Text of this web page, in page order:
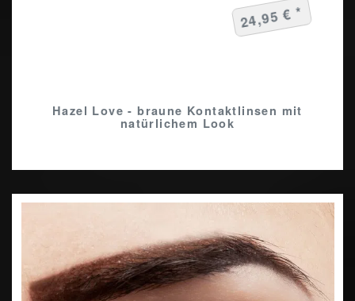
Hazel Love - braune Kontaktlinsen mit
natürlichem Look
24,95 € *